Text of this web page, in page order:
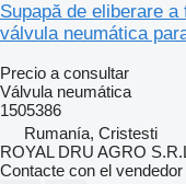
Supapă de eliberare
válvula neumática
Precio a consultar
Válvula neumática
1505386
Rumanía, Cristesti
ROYAL DRU AGRO
Contacte con el vendedor